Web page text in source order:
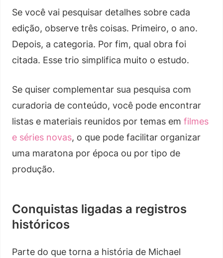
Se você vai pesquisar detalhes sobre cada
edição, observe três coisas. Primeiro, o ano.
Depois, a categoria. Por fim, qual obra foi
citada. Esse trio simplifica muito o estudo.
Se quiser complementar sua pesquisa com
curadoria de conteúdo, você pode encontrar
listas e materiais reunidos por temas em filmes
e séries novas, o que pode facilitar organizar
uma maratona por época ou por tipo de
produção.
Conquistas ligadas a registros
históricos
Parte do que torna a história de Michael